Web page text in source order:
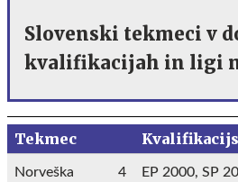
Slovenski tekmeci v
kvalifikacijah in ligi
Tekmec
Norveška 4 EP 2000, SP